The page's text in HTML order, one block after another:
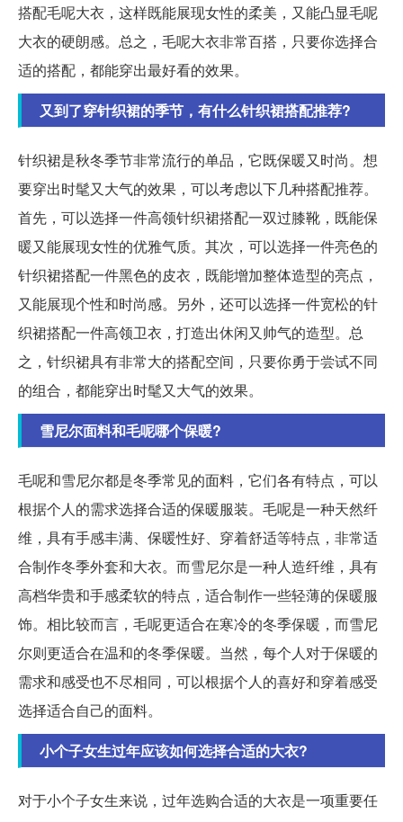
搭配毛呢大衣，这样既能展现女性的柔美，又能凸显毛呢
大衣的硬朗感。总之，毛呢大衣非常百搭，只要你选择合
适的搭配，都能穿出最好看的效果。
又到了穿针织裙的季节，有什么针织裙搭配推荐?
针织裙是秋冬季节非常流行的单品，它既保暖又时尚。想
要穿出时髦又大气的效果，可以考虑以下几种搭配推荐。
首先，可以选择一件高领针织裙搭配一双过膝靴，既能保
暖又能展现女性的优雅气质。其次，可以选择一件亮色的
针织裙搭配一件黑色的皮衣，既能增加整体造型的亮点，
又能展现个性和时尚感。另外，还可以选择一件宽松的针
织裙搭配一件高领卫衣，打造出休闲又帅气的造型。总
之，针织裙具有非常大的搭配空间，只要你勇于尝试不同
的组合，都能穿出时髦又大气的效果。
雪尼尔面料和毛呢哪个保暖?
毛呢和雪尼尔都是冬季常见的面料，它们各有特点，可以
根据个人的需求选择合适的保暖服装。毛呢是一种天然纤
维，具有手感丰满、保暖性好、穿着舒适等特点，非常适
合制作冬季外套和大衣。而雪尼尔是一种人造纤维，具有
高档华贵和手感柔软的特点，适合制作一些轻薄的保暖服
饰。相比较而言，毛呢更适合在寒冷的冬季保暖，而雪尼
尔则更适合在温和的冬季保暖。当然，每个人对于保暖的
需求和感受也不尽相同，可以根据个人的喜好和穿着感受
选择适合自己的面料。
小个子女生过年应该如何选择合适的大衣?
对于小个子女生来说，过年选购合适的大衣是一项重要任